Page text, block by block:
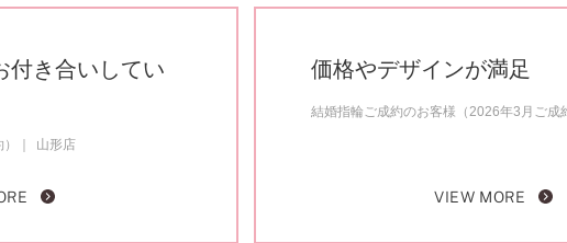
付き合いしてい
山形店
価格やデザインが満足
結婚指輪ご成約のお客様（2026年3月ご成
VIEW MORE